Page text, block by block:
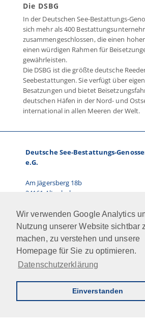
Wir verwenden Google Analytics
Nutzung unserer Website sichtbar
machen, zu verstehen und unsere
Homepage für Sie zu optimieren.
Datenschutzerklärung
Einverstanden
Datenschutz
Kontakt
Die DSBG
In der Deutschen See-Bestattungs-
sich mehr als 400
zusammengeschlossen, die einen
einen würdigen Rahmen für
gewährleisten.
Die DSBG ist die größte deutsche
Seebestattungen. Sie verfügt über
Besatzungen und bietet
deutschen Häfen in der Nord- und
international in allen Meeren der Welt.
Deutsche See-Bestattungs-
e.G.
Am Jägersberg 18b
24161 Altenholz
Telefon: 0431.66 67 87-0
E-Mail: info@dsbg.de
Vorstand:
Ralf Paulsen, Marcus Kühn